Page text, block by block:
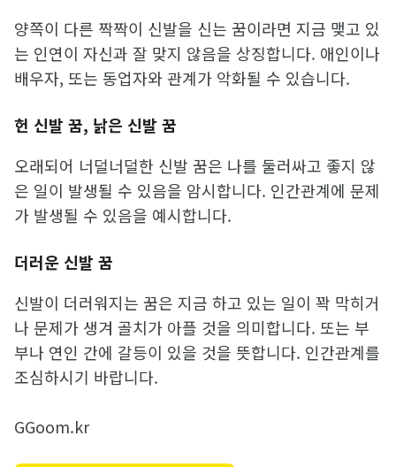
양쪽이 다른 짝짝이 신발을 신는 꿈이라면 지금 맺고 있
는 인연이 자신과 잘 맞지 않음을 상징합니다. 애인이나
배우자, 또는 동업자와 관계가 악화될 수 있습니다.
헌 신발 꿈, 낡은 신발 꿈
오래되어 너덜너덜한 신발 꿈은 나를 둘러싸고 좋지 않
은 일이 발생될 수 있음을 암시합니다. 인간관계에 문제
가 발생될 수 있음을 예시합니다.
더러운 신발 꿈
신발이 더러워지는 꿈은 지금 하고 있는 일이 꽉 막히거
나 문제가 생겨 골치가 아플 것을 의미합니다. 또는 부
부나 연인 간에 갈등이 있을 것을 뜻합니다. 인간관계를
조심하시기 바랍니다.
GGoom.kr